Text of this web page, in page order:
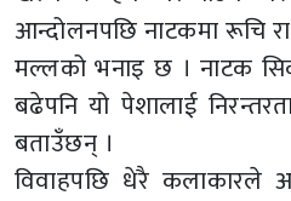
आन्दोलनपछि नाटकमा रूचि
मल्लको भनाइ छ । नाटक
बढेपनि यो पेशालाई
बताउँछन् ।
विवाहपछि धेरै कलाकारले